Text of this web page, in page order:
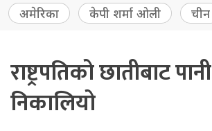
अमेरिका केपी शर्मा ओली चीन
राष्ट्रपतिको छातीबाट पानी
निकालियो